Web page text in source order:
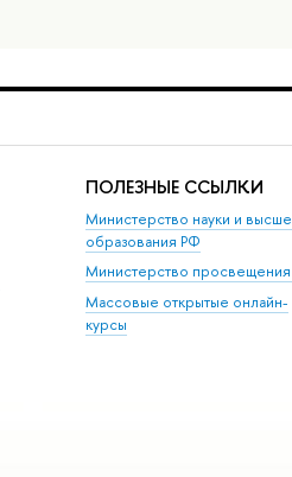
ПОЛЕЗНЫЕ ССЫЛКИ
Министерство науки и
образования РФ
Министерство
Массовые открытые онлайн-
курсы